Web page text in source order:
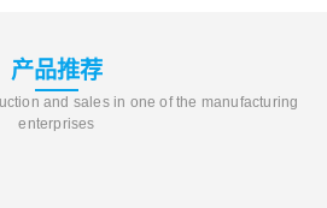
产品推荐
and sales in one of the manufacturing
enterprises